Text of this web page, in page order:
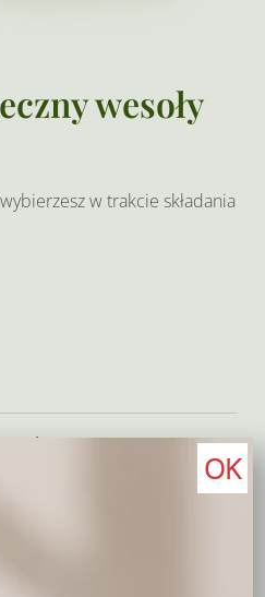
wesoły
w trakcie składania
OK